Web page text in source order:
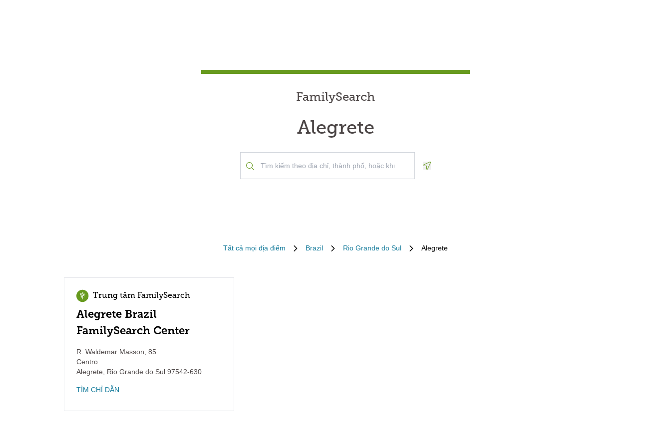
FamilySearch
Alegrete
Tất cả mọi địa điểm Brazil Rio Grande do Sul Alegrete
Trung tâm FamilySearch
Alegrete Brazil
FamilySearch Center
R. Waldemar Masson, 85
Centro
Alegrete
Rio Grande do Sul 97542-630
TÌM CHỈ DẪN